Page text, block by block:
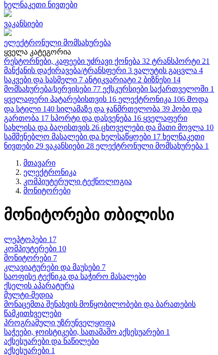
ხელნაკეთი ნივთები
ვაკანსიები
ელექტრონული მომსახურება
ყველა კატეგორია
რესტორნები, კაფეები უძრავი ქონება 32 ტრანსპორტი 21
მანქანის დაქირავება/ტრანსფერი 3 ვალუტის გაცვლა 4
საკვები და სასმელი 7 ანტიკვარიატი 2 ბიზნესი 14
მომსახურება/სერვისები 77 ექსკურსიები საქართველოში 1
ყველაფერი პატარებისთვის 16 ელექტრონიკა 106 Მოდა
და სტილი 140 სილამაზე და ჯანმრთელობა 39 ჰობი და
გართობა 17 სპორტი და დასვენება 16 ყველაფერი
სახლისა და ბაღისთვის 26 ცხოველები და მათი მოვლა 10
სამშენებლო მასალები და ხელსაწყოები 17 ხელნაკეთი
ნივთები 29 ვაკანსიები 28 ელექტრონული მომსახურება 1
მთავარი
ელექტრონიკა
კომპიუტერული ტექნოლოგია
მონიტორები
მონიტორები თბილისი
ლეპტოპები 17
კომპიუტერები 10
მონიტორები 7
კლავიატურები და მაუსები 7
საოფისე ტექნიკა და საჭირო მასალები
ქსელის აპარატურა
მულტი-მედია
მონაცემთა შენახვის მოწყობილობები და ბარათების
წამკითხველები
პროგრამული უზრუნველყოფა
საჭეები, ჯოისტიკები, სათამაშო აქსესუარები 1
აქსესუარები და ნაწილები
აქსესუარები 1